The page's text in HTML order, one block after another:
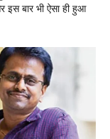
इस बार भी ऐसा ही हुआ